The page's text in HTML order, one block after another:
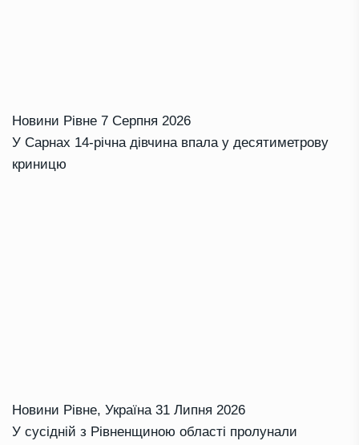
Новини Рівне 7 Серпня 2026
У Сарнах 14-річна дівчина впала у десятиметрову
криницю
Новини Рівне, Україна 31 Липня 2026
У сусідній з Рівненщиною області пролунали